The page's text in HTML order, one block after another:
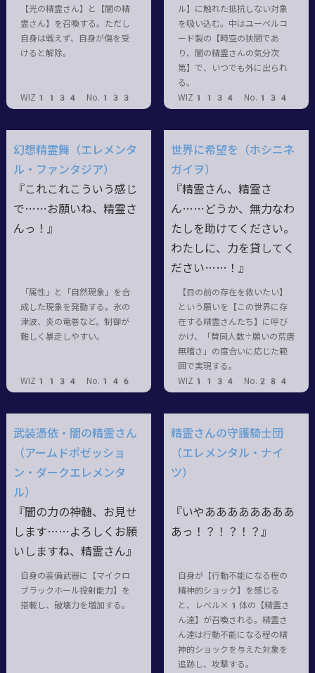
【光の精霊さん】と【闇の精
霊さん】を召喚する。ただし
自身は戦えず、自身が傷を受
けると解除。
WIZ1134 No.133
ル】に触れた抵抗しない対象
を吸い込む。中はユーベルコ
ード製の【時空の狭間であ
り、闇の精霊さんの気分次
第】で、いつでも外に出られ
る。
WIZ1134 No.134
幻想精霊舞（エレメンタ
ル・ファンタジア）
『これこれこういう感じ
で……お願いね、精霊さ
んっ！』
「属性」と「自然現象」を合
成した現象を発動する。氷の
津波、炎の竜巻など。制御が
難しく暴走しやすい。
WIZ1134 No.146
世界に希望を（ホシニネ
ガイヲ）
『精霊さん、精霊さ
ん……どうか、無力なわ
たしを助けてください。
わたしに、力を貸してく
ださい……！』
【目の前の存在を救いたい】
という願いを【この世界に存
在する精霊さんたち】に呼び
かけ、「賛同人数÷願いの荒唐
無稽さ」の度合いに応じた範
囲で実現する。
WIZ1134 No.284
武装憑依・闇の精霊さん
（アームドポゼッショ
ン・ダークエレメンタ
ル）
『闇の力の神髄、お見せ
します……よろしくお願
いしますね、精霊さん』
自身の装備武器に【マイクロ
ブラックホール投射能力】を
搭載し、破壊力を増加する。
精霊さんの守護騎士団
（エレメンタル・ナイ
ツ）
『いやああああああああ
あっ ！？！？！？』
自身が【行動不能になる程の
精神的ショック】を感じる
と、レベル×1体の【精霊さ
ん達】が召喚される。精霊さ
ん達は行動不能になる程の精
神的ショックを与えた対象を
追跡し、攻撃する。